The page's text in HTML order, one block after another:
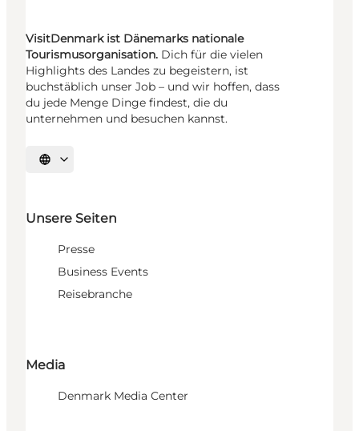
VisitDenmark ist Dänemarks nationale
Tourismusorganisation. Dich für die vielen
Highlights des Landes zu begeistern, ist
buchstäblich unser Job – und wir hoffen, dass
du jede Menge Dinge findest, die du
unternehmen und besuchen kannst.
Sprache auswählen
Unsere Seiten
Presse
Business Events
Reisebranche
Media
Denmark Media Center